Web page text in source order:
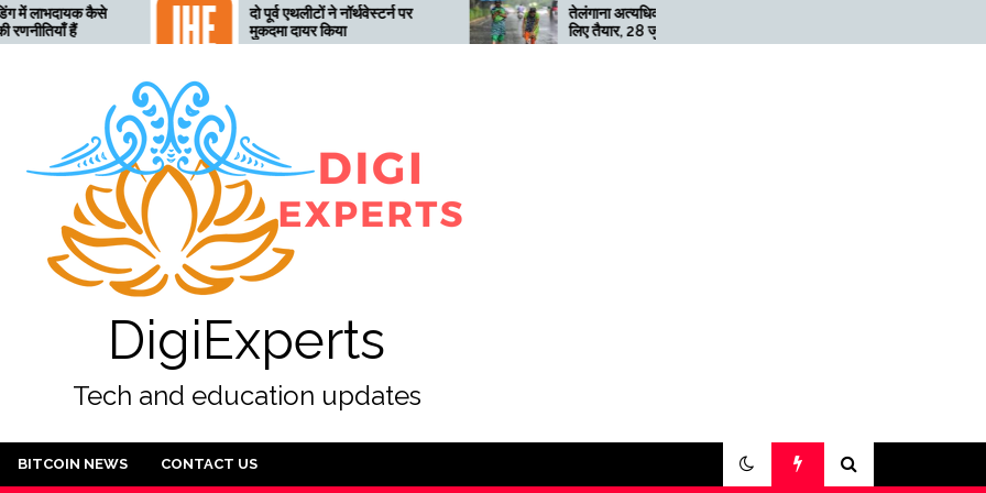
कैसे
दो पूर्व एथलीटों ने नॉर्थवेस्टर्न पर
मुकदमा दायर किया
तेलंगाना अत्यधिक भारी बारिश के
लिए तैयार, 28 जुलाई तक ‘रेड’
अलर्ट जारी
नहीं हुई तो खनन लाभदायक नहीं है
DigiExperts
Tech and education updates
BITCOIN NEWS CONTACT US